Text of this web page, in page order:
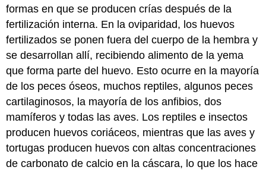
formas en que se producen crías después de la
fertilización interna. En laoviparidad, los huevos
fertilizados se ponen fuera del cuerpo de la hembra y
se desarrollan allí, recibiendo alimento de la yema
que forma parte del huevo. Esto ocurre en la mayoría
de los peces óseos, muchos reptiles, algunos peces
cartilaginosos, la mayoría de los anfibios, dos
mamíferos y todas las aves. Los reptiles e insectos
producen huevos coriáceos, mientras que las aves y
tortugas producen huevos con altas concentraciones
de carbonato de calcio en la cáscara, lo que los hace